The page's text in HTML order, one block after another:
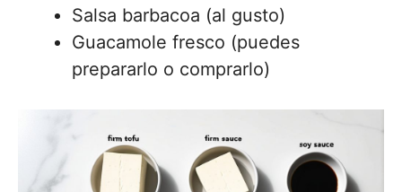
Salsa barbacoa (al gusto)
Guacamole fresco (puedes
prepararlo o comprarlo)